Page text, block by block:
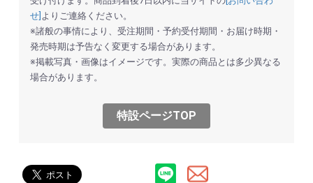
せ] よりご連絡ください。
※諸般の事情により、受注期間・予約受付期間・お届け時期・
発売時期は予告なく変更する場合があります。
※掲載写真・画像はイメージです。実際の商品とは多少異なる
場合があります。
特設ページTOP